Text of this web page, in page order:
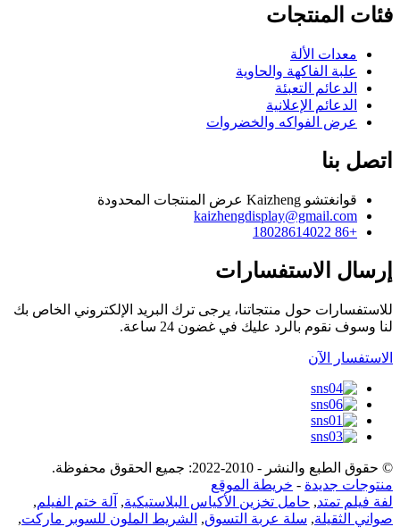
فئات المنتجات
معدات الألة
علبة الفاكهة والحاوية
الدعائم التعبئة
الدعائم الإعلانية
عرض الفواكه والخضروات
اتصل بنا
قوانغتشو Kaizheng عرض المنتجات المحدودة
kaizhengdisplay@gmail.com
+86 18028614022
إرسال الاستفسارات
للاستفسارات حول منتجاتنا، يرجى ترك البريد الإلكتروني الخاص بك
لنا وسوف نقوم بالرد عليك في غضون 24 ساعة.
الاستفسار الآن
© حقوق الطبع والنشر - 2010-2022: جميع الحقوق محفوظة.
منتوجات جديدة - خريطة الموقع
لفة فيلم تمتد, حامل تخزين الأكياس البلاستيكية, آلة ختم الفيلم,
صواني الثقيلة, سلة عربة التسوق, الشريط الملون للسوبر ماركت,